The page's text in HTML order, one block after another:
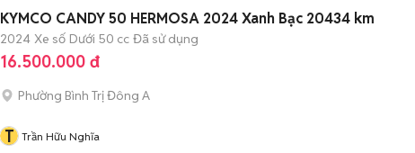
KYMCO CANDY 50 HERMOSA 2024 Xanh Bạc 20434 km
2024 Xe số Dưới 50 cc Đã sử dụng
16.500.000 đ
Phường Bình Trị Đông A
T Trần Hữu Nghĩa